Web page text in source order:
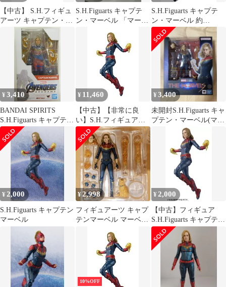
【中古】 S.H.フィギュ
アーツ キャプテン・マ
ーベル 約150mm
PVC&ABS製 塗装済み
可動フィギュア
S.H.Figuarts キャプテ
ン・マーベル 「マーベ
S.H.Figuarts キャプテ
ン・マーベル 約
150mmTAMASHII
NATIONS S.H.フィギュ
アーツ 塗装済み可動フ
ィギュア
¥3,410
BANDAI SPIRITS
S.H.Figuarts キャプテ
ン・マーベル
¥ 11,460
【中古】【非常に良
い】S.H.フィギュアー
ツ キャプテン・マーベ
ル 約150mm PVC&ABS
製 塗装済み可動フィギ
ュア
¥3,400
未開封S.H.Figuarts キャ
プテン・マーベル(マー
ベルズ) マーベルズ
¥2,000
S.H.Figuarts キャプテン
マーベル
¥2,998
フィギュアーツ キャプ
テンマーベル マーベル
¥2,000
【中古】フィギュア
S.H.Figuarts キャプテ
ン・マーベル 「キャプ
テン・マーベル」
10%OFF